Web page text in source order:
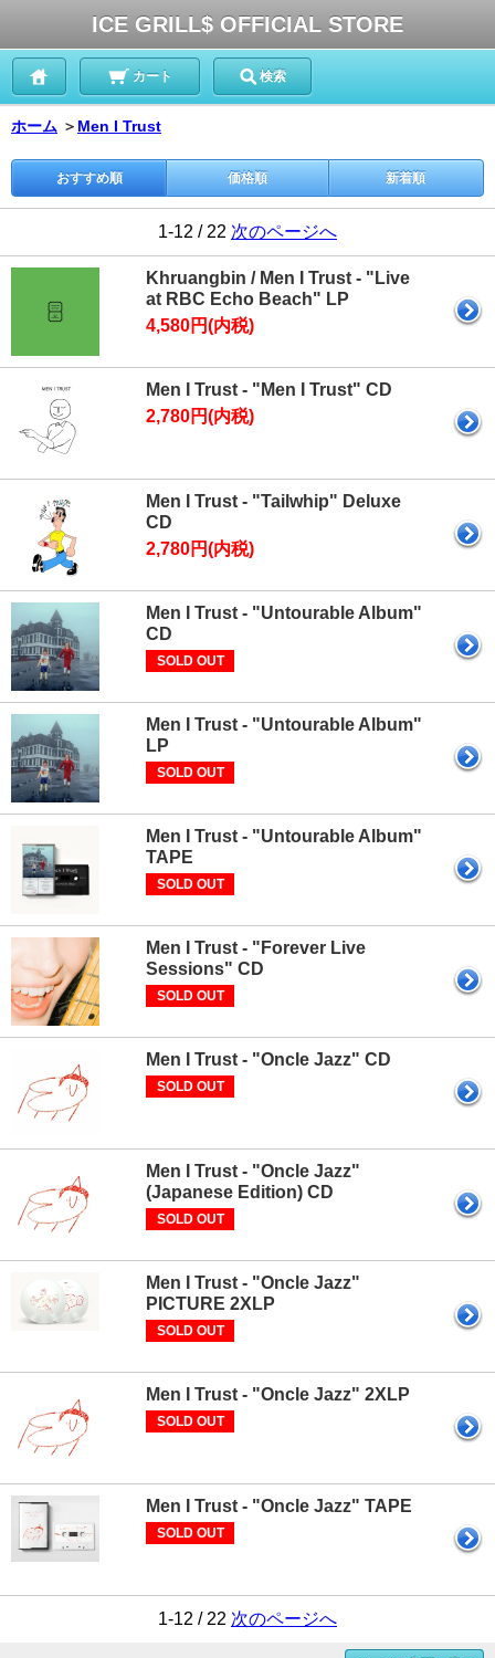
ICE GRILL$ OFFICIAL STORE
カート 検索
ホーム ＞ Men I Trust
おすすめ順 価格順 新着順
1-12 / 22 次のページへ
Khruangbin / Men I Trust - "Live
at RBC Echo Beach" LP
4,580円(内税)
Men I Trust - "Men I Trust" CD
2,780円(内税)
Men I Trust - "Tailwhip" Deluxe
CD
2,780円(内税)
Men I Trust - "Untourable Album"
CD
SOLD OUT
Men I Trust - "Untourable Album"
LP
SOLD OUT
Men I Trust - "Untourable Album"
TAPE
SOLD OUT
Men I Trust - "Forever Live
Sessions" CD
SOLD OUT
Men I Trust - "Oncle Jazz" CD
SOLD OUT
Men I Trust - "Oncle Jazz"
(Japanese Edition) CD
SOLD OUT
Men I Trust - "Oncle Jazz"
PICTURE 2XLP
SOLD OUT
Men I Trust - "Oncle Jazz" 2XLP
SOLD OUT
Men I Trust - "Oncle Jazz" TAPE
SOLD OUT
1-12 / 22 次のページへ